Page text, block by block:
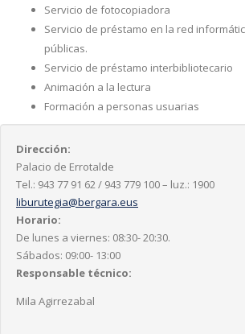
Servicio de fotocopiadora
Servicio de préstamo en la red
públicas.
Servicio de préstamo interbibliotecario
Animación a la lectura
Formación a personas usuarias
Dirección:
Palacio de Errotalde
Tel.: 943 77 91 62 / 943 779 100 – luz.: 1900
liburutegia@bergara.eus
Horario:
De lunes a viernes: 08:30- 20:30.
Sábados: 09:00- 13:00
Responsable técnico:
Mila Agirrezabal